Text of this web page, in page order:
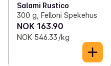
Salami Rustico
300 g, Felloni Spekehus
NOK 163.90
NOK 546.33 /kg